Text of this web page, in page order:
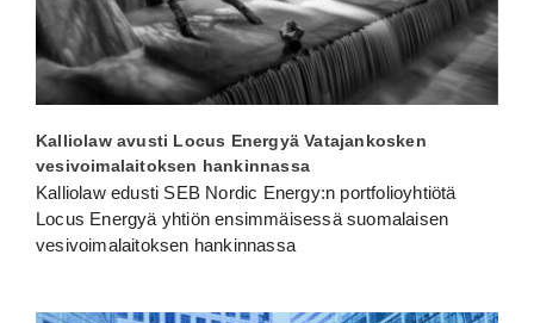
Kalliolaw avusti Locus Energyä Vatajankosken
vesivoimalaitoksen hankinnassa
Kalliolaw edusti SEB Nordic Energy:n portfolioyhtiötä
Locus Energyä yhtiön ensimmäisessä suomalaisen
vesivoimalaitoksen hankinnassa